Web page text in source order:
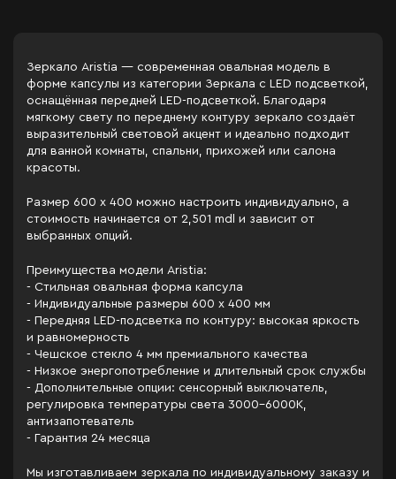
Зеркало Aristia — современная овальная модель в
форме капсулы из категории Зеркала c LED подсветкой,
оснащённая передней LED-подсветкой. Благодаря
мягкому свету по переднему контуру зеркало создаёт
выразительный световой акцент и идеально подходит
для ванной комнаты, спальни, прихожей или салона
красоты.
Размер 600 x 400 можно настроить индивидуально, а
стоимость начинается от 2,501 mdl и зависит от
выбранных опций.
Преимущества модели Aristia:
- Стильная овальная форма капсула
- Индивидуальные размеры 600 x 400 мм
- Передняя LED-подсветка по контуру: высокая яркость
и равномерность
- Чешское стекло 4 мм премиального качества
- Низкое энергопотребление и длительный срок службы
- Дополнительные опции: сенсорный выключатель,
регулировка температуры света 3000–6000K,
антизапотеватель
- Гарантия 24 месяца
Мы изготавливаем зеркала по индивидуальному заказу и